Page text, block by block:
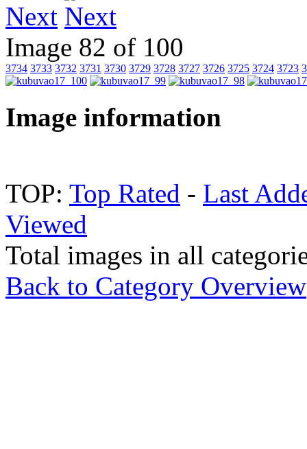
Next
Image 82 of 100
3734 3733 3732 3731 3730 3729 3728 3727 3726 3725 3724 3723
Image information
TOP: Top Rated - Last
Viewed
Total images in all
Back to Category Overview